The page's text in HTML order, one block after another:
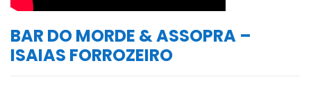
BAR DO MORDE & ASSOPRA –
ISAIAS FORROZEIRO